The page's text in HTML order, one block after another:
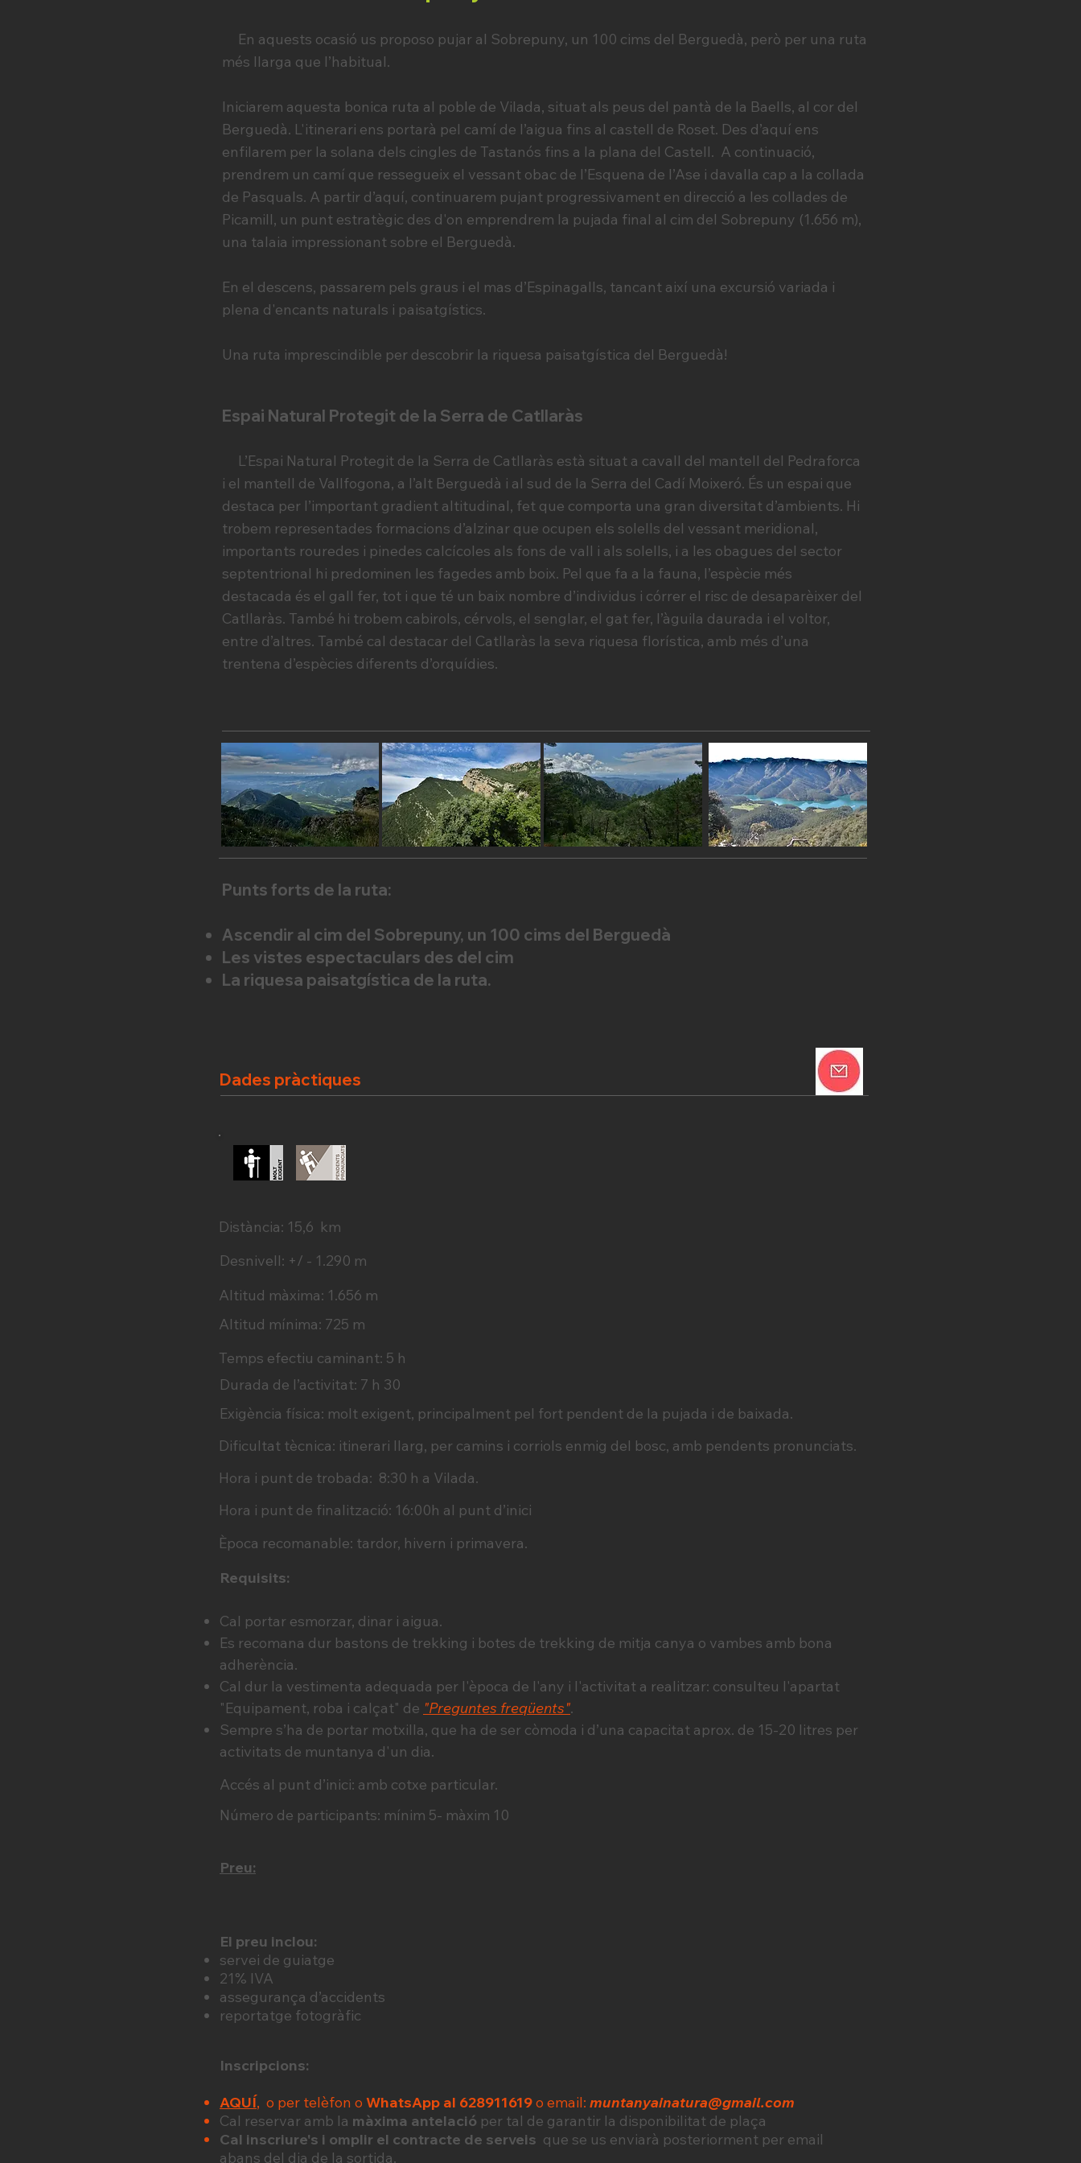
En aquests ocasió us proposo pujar al Sobrepuny, un 100 cims del Berguedà, però per una ruta
més llarga que l’habitual.
Iniciarem aquesta bonica ruta al poble de Vilada, situat als peus del pantà de la Baells, al cor del
Berguedà. L'itinerari ens portarà pel camí de l’aigua fins al castell de Roset. Des d’aquí ens
enfilarem per la solana dels cingles de Tastanós fins a la plana del Castell. A continuació,
prendrem un camí que ressegueix el vessant obac de l’Esquena de l’Ase i davalla cap a la collada
de Pasquals. A partir d’aquí, continuarem pujant progressivament en direcció a les collades de
Picamill, un punt estratègic des d'on emprendrem la pujada final al cim del Sobrepuny (1.656 m),
una talaia impressionant sobre el Berguedà.
En el descens, passarem pels graus i el mas d’Espinagalls, tancant així una excursió variada i
plena d'encants naturals i paisatgístics.
Una ruta imprescindible per descobrir la riquesa paisatgística del Berguedà!
Espai Natural Protegit de la Serra de Catllaràs
L’Espai Natural Protegit de la Serra de Catllaràs està situat a cavall del mantell del Pedraforca
i el mantell de Vallfogona, a l’alt Berguedà i al sud de la Serra del Cadí Moixeró. És un espai que
destaca per l’important gradient altitudinal, fet que comporta una gran diversitat d’ambients. Hi
trobem representades formacions d’alzinar que ocupen els solells del vessant meridional,
importants rouredes i pinedes calcícoles als fons de vall i als solells, i a les obagues del sector
septentrional hi predominen les fagedes amb boix. Pel que fa a la fauna, l’espècie més
destacada és el gall fer, tot i que té un baix nombre d’individus i córrer el risc de desaparèixer del
Catllaràs. També hi trobem cabirols, cérvols, el senglar, el gat fer, l’àguila daurada i el voltor,
entre d’altres. També cal destacar del Catllaràs la seva riquesa florística, amb més d’una
trentena d’espècies diferents d’orquídies.
Punts forts de la ruta:
Ascendir al cim del Sobrepuny, un 100 cims del Berguedà
Les vistes espectaculars des del cim
La riquesa paisatgística de la ruta.
Dades pràctiques
Distància: 15,6 km
Desnivell: +/ - 1.290 m
Altitud màxima: 1.656 m
Altitud mínima: 725 m
Temps efectiu caminant: 5 h
Durada de l’activitat: 7 h 30
Exigència física: molt exigent, principalment pel fort pendent de la pujada i de baixada.
Dificultat tècnica: itinerari llarg, per camins i corriols enmig del bosc, amb pendents pronunciats.
Hora i punt de trobada: 8:30 h a Vilada.
Hora i punt de finalització: 16:00h al punt d’inici
Època recomanable: tardor, hivern i primavera.
Requisits:
Cal portar esmorzar, dinar i aigua.
Es recomana dur bastons de trekking i botes de trekking de mitja canya o vambes amb bona
adherència.
Cal dur la vestimenta adequada per l'època de l'any i l'activitat a realitzar: consulteu l'apartat
"Equipament, roba i calçat" de "Preguntes freqüents".
Sempre s’ha de portar motxilla, que ha de ser còmoda i d’una capacitat aprox. de 15-20 litres per
activitats de muntanya d'un dia.
Accés al punt d’inici: amb cotxe particular.
Número de participants: mínim 5- màxim 10
Preu:
El preu inclou:
servei de guiatge
21% IVA
assegurança d’accidents
reportatge fotogràfic
Inscripcions:
AQUÍ, o per telèfon o WhatsApp al 628911619o email: muntanyainatura@gmail.com
Cal reservar amb la màxima antelació per tal de garantir la disponibilitat de plaça
Cal inscriure's i omplir el contracte de serveis que se us enviarà posteriorment per email
abans del dia de la sortida.